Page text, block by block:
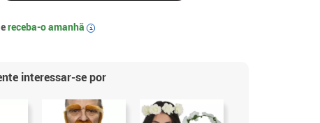
receba-o amanhã i
interessar-se por